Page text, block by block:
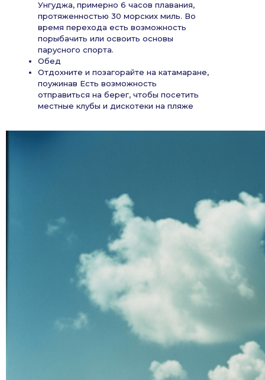
Унгуджа, примерно 6 часов плавания,
протяженностью 30 морских миль. Во
время перехода есть возможность
порыбачить или освоить основы
парусного спорта.
Обед
Отдохните и позагорайте на катамаране,
поужинав Есть возможность
отправиться на берег, чтобы посетить
местные клубы и дискотеки на пляже